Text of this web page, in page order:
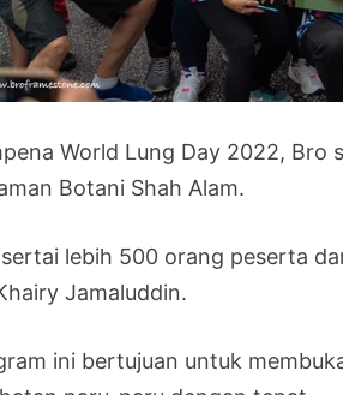
World Lung Day 2022, Bro
Botani Shah Alam.
lebih 500 orang peserta
Jamaluddin.
ini bertujuan untuk